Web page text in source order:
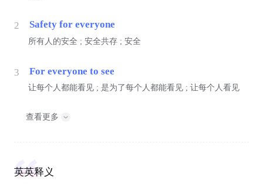
2 Safety for everyone
所有人的安全 ; 安全共存 ; 安全
3 For everyone to see
让每个人都能看见 ; 是为了每个人都能看见 ; 让每个人看见
查看更多
英英释义